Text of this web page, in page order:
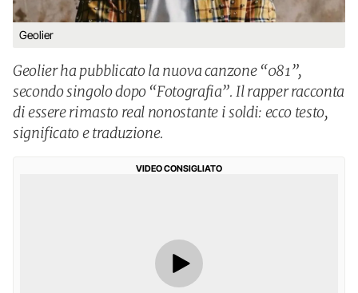
Geolier
Geolier ha pubblicato la nuova canzone “081”,
secondo singolo dopo “Fotografia”. Il rapper racconta
di essere rimasto real nonostante i soldi: ecco testo,
significato e traduzione.
VIDEO CONSIGLIATO